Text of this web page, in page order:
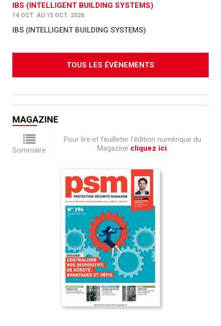
IBS (INTELLIGENT BUILDING SYSTEMS)
14 OCT. AU 15 OCT. 2026
IBS (INTELLIGENT BUILDING SYSTEMS)
TOUS LES ÉVÈNEMENTS
MAGAZINE
Sommaire
Pour lire et feuilleter l'édition numérique du
Magazine cliquez ici.